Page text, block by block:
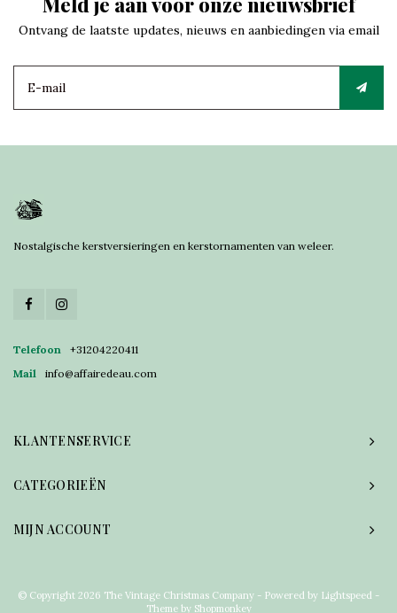
Ontvang de laatste updates, nieuws en aanbiedingen via email
Nostalgische kerstversieringen en kerstornamenten van weleer.
Telefoon
+31204220411
Mail
info@affairedeau.com
KLANTENSERVICE
CATEGORIEËN
MIJN ACCOUNT
© Copyright 2026 The Vintage Christmas Company - Powered by Lightspeed -
Theme by Shopmonkey